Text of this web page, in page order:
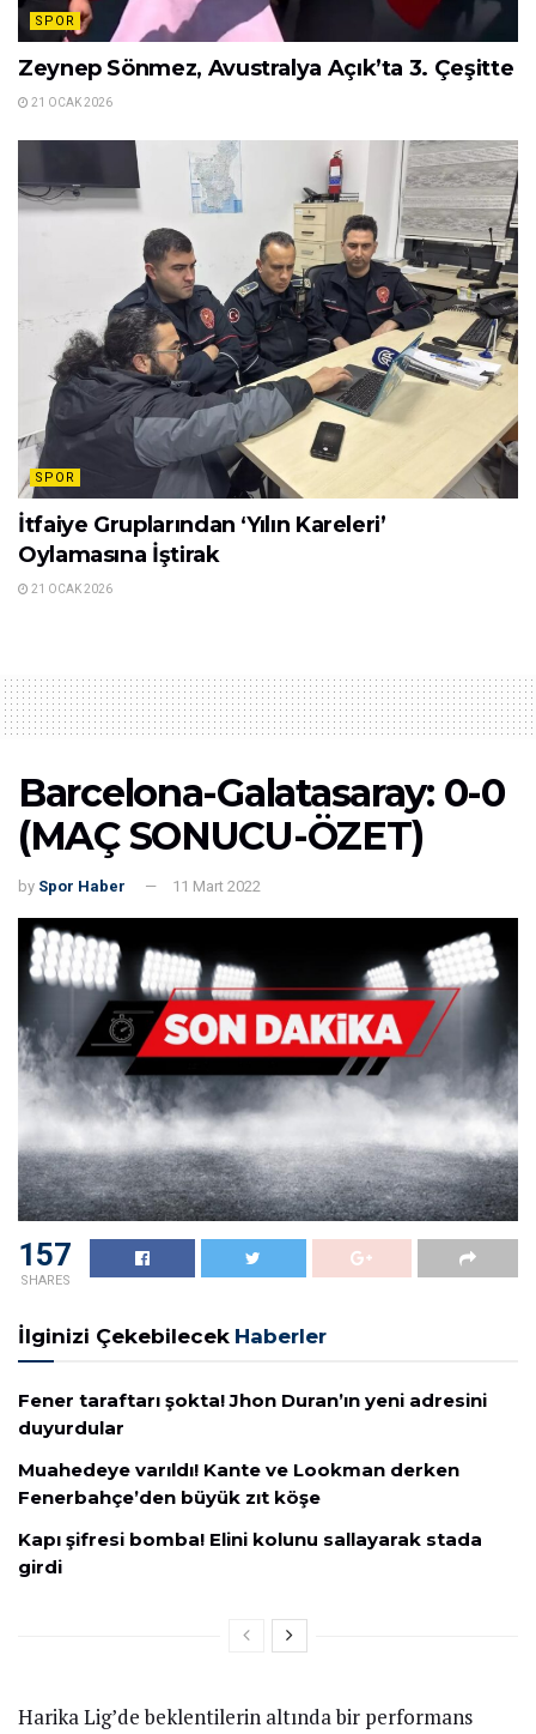
SPOR
Zeynep Sönmez, Avustralya Açık’ta 3. Çeşitte
21 OCAK 2026
SPOR
İtfaiye Gruplarından ‘Yılın Kareleri’
Oylamasına İştirak
21 OCAK 2026
Barcelona-Galatasaray: 0-0
(MAÇ SONUCU-ÖZET)
by Spor Haber 11 Mart 2022
157
SHARES
İlginizi Çekebilecek Haberler
Fener taraftarı şokta! Jhon Duran’ın yeni adresini
duyurdular
Muahedeye varıldı! Kante ve Lookman derken
Fenerbahçe’den büyük zıt köşe
Kapı şifresi bomba! Elini kolunu sallayarak stada
girdi
Harika Lig’de beklentilerin altında bir performans